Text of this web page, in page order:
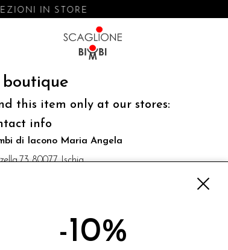
IN STORE
this item only at our stores:
info
di Iacono Maria Angela
80077 Ischia
-10%